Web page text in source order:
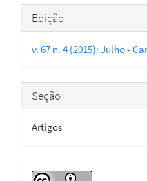
Detalhes
do
artigo
Edição
v. 67 n. 4 (2015): Julho -
Seção
Artigos